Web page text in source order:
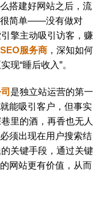
搭建好网站之后，流
很简单——没有做对
擎主动吸引访客，赚
SEO服务商 ，深知如何
现“睡后收入”。
是独立站运营的第一
能吸引客户，但事实
里的酒，再香也无人
须出现在用户搜索结
关键手段，通过关键
网站更有价值，从而